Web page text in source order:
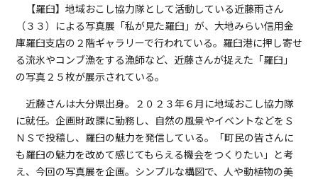
【羅臼】地域おこし協力隊として活動している近藤雨さん
（３３）による写真展「私が見た羅臼」が、大地みらい信用金
庫羅臼支店の２階ギャラリーで行われている。羅臼港に押し寄せ
る流氷やコンブ漁をする漁師など、近藤さんが捉えた「羅臼」
の写真２５枚が展示されている。
近藤さんは大分県出身。２０２３年６月に地域おこし協力隊
に就任。企画財政課に勤務し、自然の風景やイベントなどをＳ
ＮＳで投稿し、羅臼の魅力を発信している。「町民の皆さんに
も羅臼の魅力を改めて感じてもらえる機会をつくりたい」と考
え、今回の写真展を企画。シンプルな構図で、人や動植物の美